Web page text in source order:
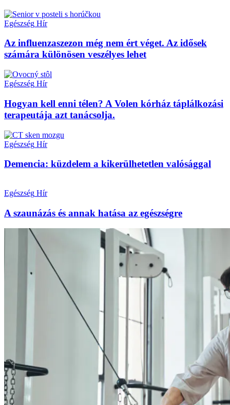
Egészség Hír
Az influenzaszezon még nem ért véget. Az idősek
számára különösen veszélyes lehet
Egészség Hír
Hogyan kell enni télen? A Volen kórház táplálkozási
terapeutája azt tanácsolja.
Egészség Hír
Demencia: küzdelem a kikerülhetetlen valósággal
Egészség Hír
A szaunázás és annak hatása az egészségre